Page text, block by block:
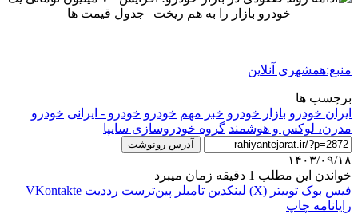
منبع:همشهری آنلاین
برچسب ها
ايران خودرو بازار خودرو خبر مهم خودرو خودرو - ایرانی خودرو
مدرن، لوکس و هوشمند گروه خودروسازی سایپا
آدرس رونوشت
۱۴۰۳/۰۹/۱۸
خواندن این مطلب 1 دقیقه زمان میبرد
فیس بوک توییتر (X) لینکدین ‫تامبلر ‫پین‌ترست ‫رددیت ‫VKontakte
رایانامه چاپ